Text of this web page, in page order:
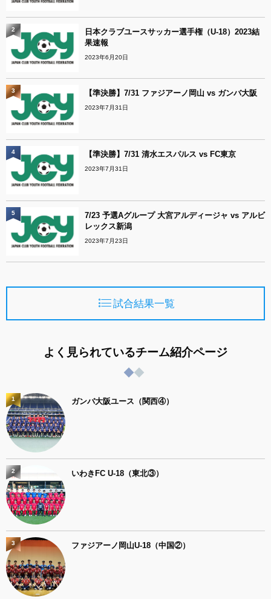
日本クラブユースサッカー選手権（U-18）2023結
果速報
2023年6月20日
2
【準決勝】7/31 ファジアーノ岡山 vs ガンバ大阪
2023年7月31日
3
【準決勝】7/31 清水エスパルス vs FC東京
2023年7月31日
4
7/23 予選Aグループ 大宮アルディージャ vs アルビ
レックス新潟
2023年7月23日
5
試合結果一覧
よく見られているチーム紹介ページ
ガンバ大阪ユース（関西④）
1
いわきFC U-18（東北③）
2
ファジアーノ岡山U-18（中国②）
3